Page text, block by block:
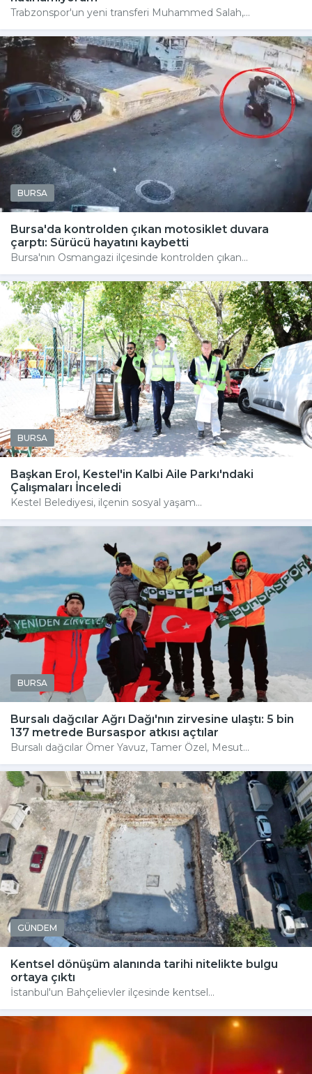
Trabzonspor'un yeni transferi Muhammed Salah,...
BURSA
Bursa'da kontrolden çıkan motosiklet duvara
çarptı: Sürücü hayatını kaybetti
Bursa'nın Osmangazi ilçesinde kontrolden çıkan...
BURSA
Başkan Erol, Kestel'in Kalbi Aile Parkı'ndaki
Çalışmaları İnceledi
Kestel Belediyesi, ilçenin sosyal yaşam...
BURSA
Bursalı dağcılar Ağrı Dağı'nın zirvesine ulaştı: 5 bin
137 metrede Bursaspor atkısı açtılar
Bursalı dağcılar Ömer Yavuz, Tamer Özel, Mesut...
GÜNDEM
Kentsel dönüşüm alanında tarihi nitelikte bulgu
ortaya çıktı
İstanbul'un Bahçelievler ilçesinde kentsel...